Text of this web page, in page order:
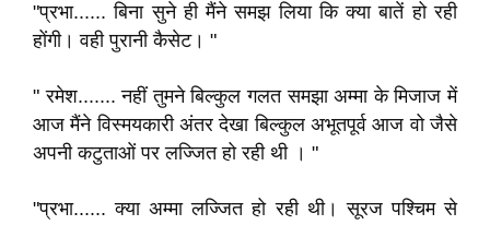
"प्रभा...... बिना सुने ही मैंने समझ लिया कि क्या बातें हो रही
होंगी। वही पुरानी कैसेट। "
" रमेश....... नहीं तुमने बिल्कुल गलत समझा अम्मा के मिजाज में
आज मैंने विस्मयकारी अंतर देखा बिल्कुल अभूतपूर्व आज वो जैसे
अपनी कटुताओं पर लज्जित हो रही थी । "
"प्रभा...... क्या अम्मा लज्जित हो रही थी। सूरज पश्चिम से